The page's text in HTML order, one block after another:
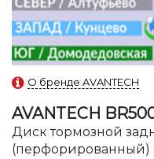
О бренде AVANTECH
AVANTECH
Диск тормозной
(перфорированный)